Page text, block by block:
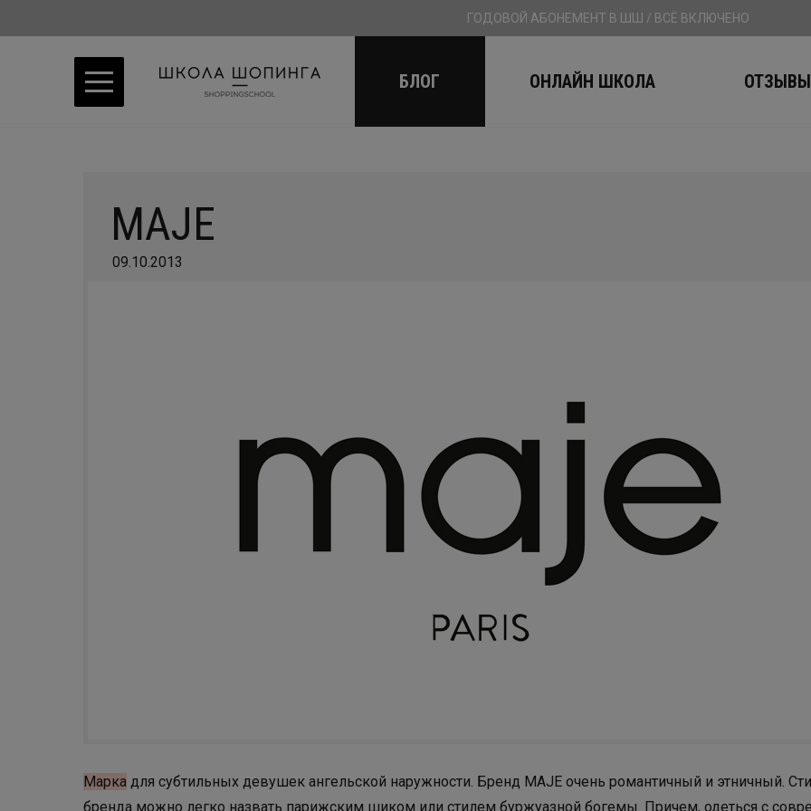
ГОДОВОЙ АБОНЕМЕНТ В ШШ / ВСЁ ВКЛЮЧЕНО
БЛОГ ОНЛАЙН ШКОЛА ОТЗЫВЫ
MAJE
09.10.2013
Марка для субтильных девушек ангельской наружности. Бренд MAJE очень романтичный и этничный.
бренда можно легко назвать парижским шиком или стилем буржуазной богемы. Причем, одеться с